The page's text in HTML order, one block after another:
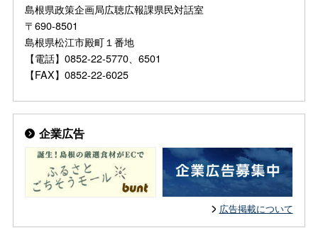
島根県政策企画局広聴広報課県民対話室
〒690-8501
島根県松江市殿町１番地
【電話】0852-22-5770、6501
【FAX】0852-22-6025
企業広告
広告掲載について